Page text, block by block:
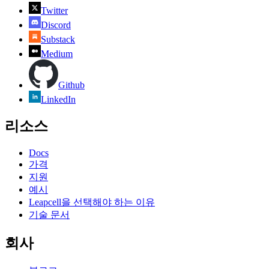
Twitter
Discord
Substack
Medium
Github
LinkedIn
리소스
Docs
가격
지원
예시
Leapcell을 선택해야 하는 이유
기술 문서
회사